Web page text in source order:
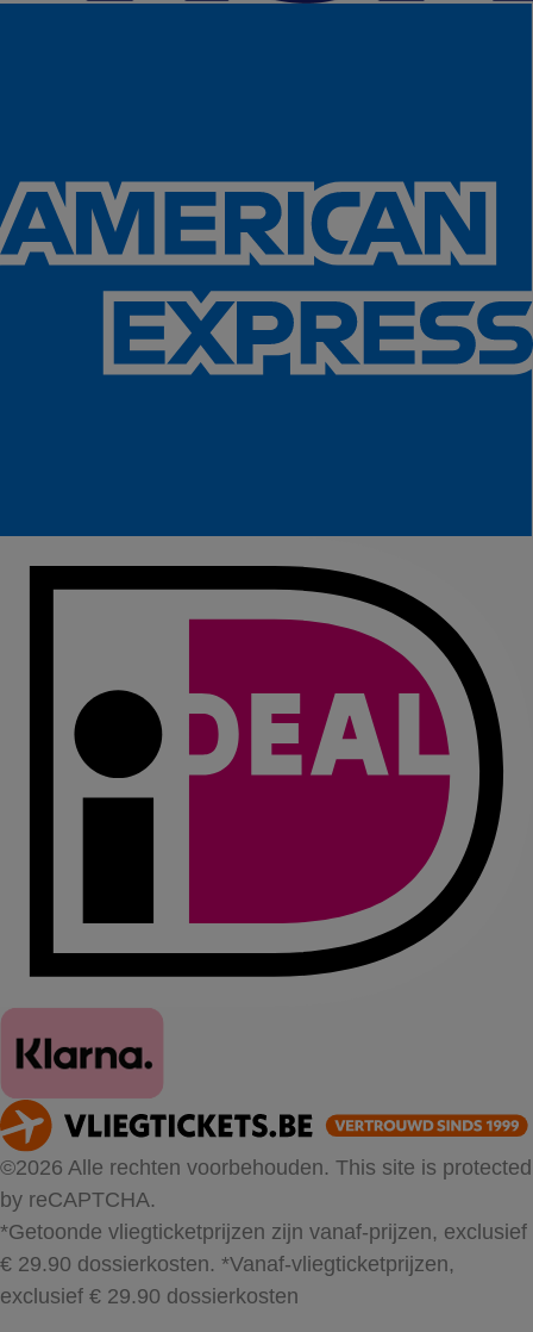
©2026 Alle rechten voorbehouden. This site is protected
by reCAPTCHA.
*Getoonde vliegticketprijzen zijn vanaf-prijzen, exclusief
€ 29.90 dossierkosten. *Vanaf-vliegticketprijzen,
exclusief € 29.90 dossierkosten